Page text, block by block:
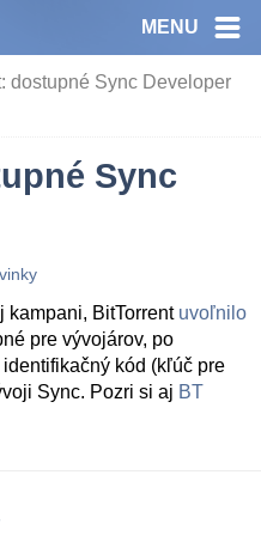
MENU
dostupné Sync Developer
Sync
kampani, BitTorrent uvoľnilo
pre vývojárov, po
kód (kľúč pre
Sync. Pozri si aj BT